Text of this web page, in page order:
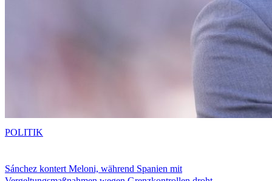
Sánchez kontert Meloni, während Spanien mit
POLITIK